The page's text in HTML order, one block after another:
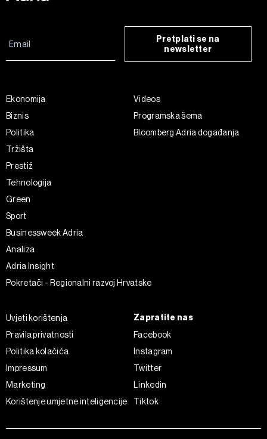
Pretplati se na
newsletter
Ekonomija
Biznis
Politika
Tržišta
Prestiž
Tehnologija
Green
Sport
Businessweek Adria
Analiza
Adria Insight
Pokretači - Regionalni razvoj Hrvatske
Videos
Programska šema
Bloomberg Adria događanja
Uvjeti korištenja
Pravila privatnosti
Politika kolačića
Impressum
Marketing
Korištenje umjetne inteligencije
Zapratite nas
Facebook
Instagram
Twitter
Linkedin
Tiktok